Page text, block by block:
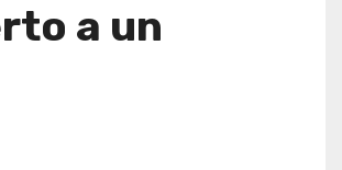
a un